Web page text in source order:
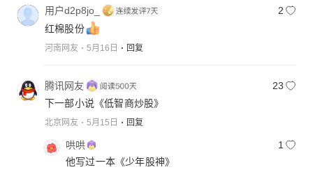
用户d2p8jo_
2
红棉股份
河南网友 5月16日 回复
腾讯网友
23
下一部小说《低智商炒股》
北京网友 5月15日 回复
哄哄
1
他写过一本《少年股神》